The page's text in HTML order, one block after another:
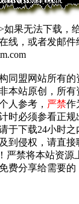
如果无法下载，
线，或者发邮件
同盟网站所有的
本站原创，所有
人参考， 严禁作
时必须参看正规
于下载24小时之
到侵权，请直接
严禁将本站资源
费分享给需要的